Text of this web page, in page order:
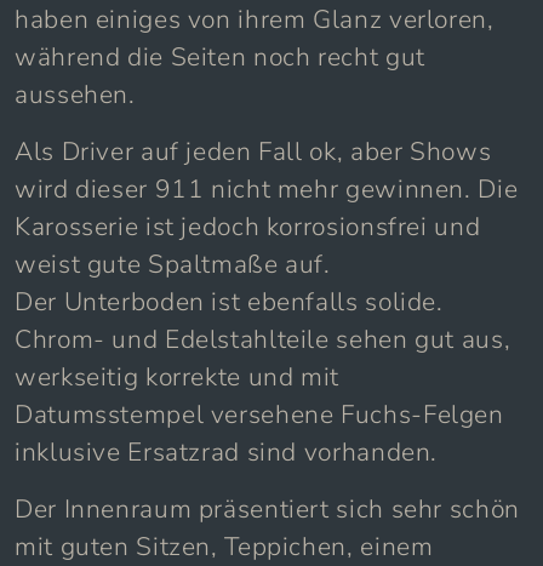
haben einiges von ihrem Glanz verloren,
während die Seiten noch recht gut
aussehen.
Als Driver auf jeden Fall ok, aber Shows
wird dieser 911 nicht mehr gewinnen. Die
Karosserie ist jedoch korrosionsfrei und
weist gute Spaltmaße auf.
Der Unterboden ist ebenfalls solide.
Chrom- und Edelstahlteile sehen gut aus,
werkseitig korrekte und mit
Datumsstempel versehene Fuchs-Felgen
inklusive Ersatzrad sind vorhanden.
Der Innenraum präsentiert sich sehr schön
mit guten Sitzen, Teppichen, einem